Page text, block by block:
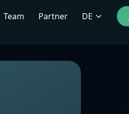
Team Partner DE